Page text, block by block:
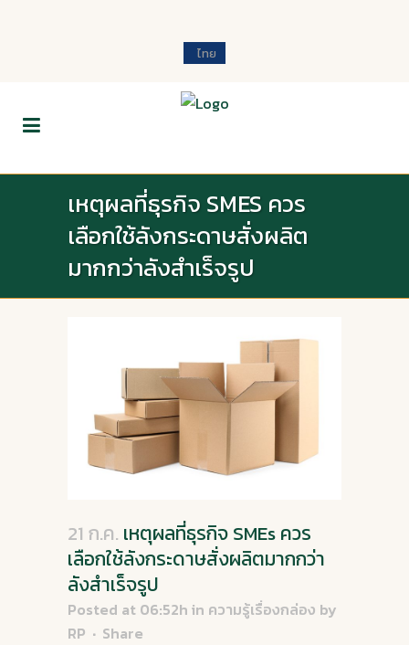
ไทย
เหตุผลที่ธุรกิจ SMES ควร
เลือกใช้ลังกระดาษสั่งผลิต
มากกว่าลังสำเร็จรูป
21 ก.ค. เหตุผลที่ธุรกิจ SMEs ควร
เลือกใช้ลังกระดาษสั่งผลิตมากกว่า
ลังสำเร็จรูป
Posted at 06:52h in ความรู้เรื่องกล่อง by
RP
Share